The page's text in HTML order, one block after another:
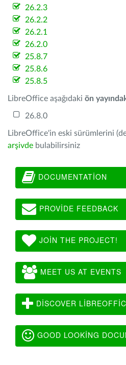
26.2.3
26.2.2
26.2.1
26.2.0
25.8.7
25.8.6
25.8.5
LibreOffice aşağıdaki ön
26.8.0
LibreOffice'in eski sürümlerini
arşivde bulabilirsiniz
DOCUMENTATION
PROVIDE FEEDBACK
JOIN THE PROJECT!
MEET US AT EVENTS
DISCOVER
GOOD LOOKING